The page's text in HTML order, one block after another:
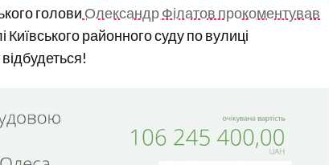
голови Олександр Філатов прокоментував
Київського районного суду по вулиці